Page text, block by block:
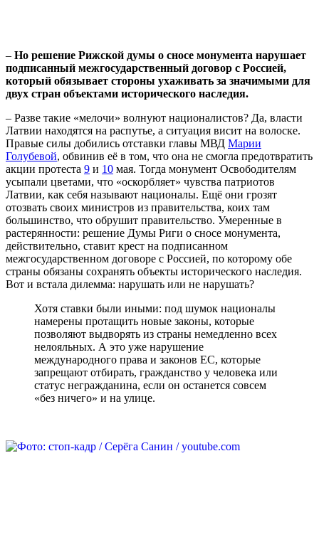
– Но решение Рижской думы о сносе монумента нарушает
подписанный межгосударственный договор с Россией,
который обязывает стороны ухаживать за значимыми для
двух стран объектами исторического наследия.
– Разве такие «мелочи» волнуют националистов? Да, власти
Латвии находятся на распутье, а ситуация висит на волоске.
Правые силы добились отставки главы МВД Марии
Голубевой, обвинив её в том, что она не смогла предотвратить
акции протеста 9 и 10 мая. Тогда монумент Освободителям
усыпали цветами, что «оскорбляет» чувства патриотов
Латвии, как себя называют националы. Ещё они грозят
отозвать своих министров из правительства, коих там
большинство, что обрушит правительство. Умеренные в
растерянности: решение Думы Риги о сносе монумента,
действительно, ставит крест на подписанном
межгосударственном договоре с Россией, по которому обе
страны обязаны сохранять объекты исторического наследия.
Вот и встала дилемма: нарушать или не нарушать?
Хотя ставки были иными: под шумок националы
намерены протащить новые законы, которые
позволяют выдворять из страны немедленно всех
нелояльных. А это уже нарушение
международного права и законов ЕС, которые
запрещают отбирать, гражданство у человека или
статус негражданина, если он останется совсем
«без ничего» и на улице.